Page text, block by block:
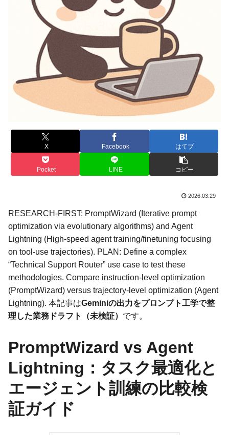
X Facebook はてブ
Pocket LINE コピー
2026.03.29
RESEARCH-FIRST: PromptWizard (Iterative prompt
optimization via evolutionary algorithms) and Agent
Lightning (High-speed agent training/finetuning focusing
on tool-use trajectories). PLAN: Define a complex
“Technical Support Router” use case to test these
methodologies. Compare instruction-level optimization
(PromptWizard) versus trajectory-level optimization (Agent
Lightning). 本記事はGeminiの出力をプロンプト工学で整
理した業務ドラフト（未検証） です。
PromptWizard vs Agent
Lightning：タスク最適化と
エージェント訓練の比較検
証ガイド